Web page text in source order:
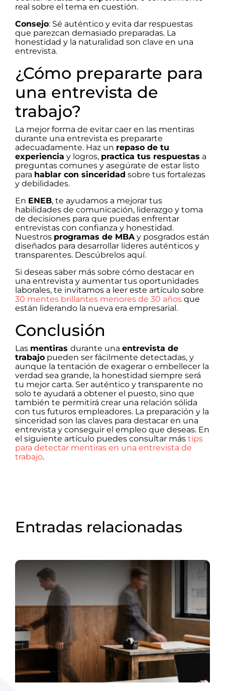
real sobre el tema en cuestión.
Consejo: Sé auténtico y evita dar respuestas
que parezcan demasiado preparadas. La
honestidad y la naturalidad son clave en una
entrevista.
¿Cómo prepararte para
una entrevista de
trabajo?
La mejor forma de evitar caer en las mentiras
durante una entrevista es prepararte
adecuadamente. Haz un repaso de tu
experiencia y logros, practica tus respuestas a
preguntas comunes y asegúrate de estar listo
para hablar con sinceridad sobre tus fortalezas
y debilidades.
En ENEB, te ayudamos a mejorar tus
habilidades de comunicación, liderazgo y toma
de decisiones para que puedas enfrentar
entrevistas con confianza y honestidad.
Nuestros programas de MBA y posgrados están
diseñados para desarrollar líderes auténticos y
transparentes. Descúbrelos aquí.
Si deseas saber más sobre cómo destacar en
una entrevista y aumentar tus oportunidades
laborales, te invitamos a leer este artículo sobre
30 mentes brillantes menores de 30 años que
están liderando la nueva era empresarial.
Conclusión
Las mentiras durante una entrevista de
trabajo pueden ser fácilmente detectadas, y
aunque la tentación de exagerar o embellecer la
verdad sea grande, la honestidad siempre será
tu mejor carta. Ser auténtico y transparente no
solo te ayudará a obtener el puesto, sino que
también te permitirá crear una relación sólida
con tus futuros empleadores. La preparación y la
sinceridad son las claves para destacar en una
entrevista y conseguir el empleo que deseas. En
el siguiente artículo puedes consultar más tips
para detectar mentiras en una entrevista de
trabajo.
Entradas relacionadas